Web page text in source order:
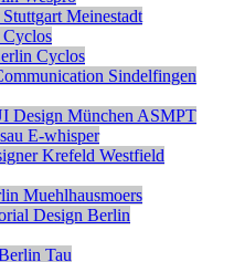
Stuttgart Meinestadt
Cyclos
Cyclos
Sindelfingen
Design München ASMPT
E-whisper
Krefeld Westfield
Muehlhausmoers
Design Berlin
Tau